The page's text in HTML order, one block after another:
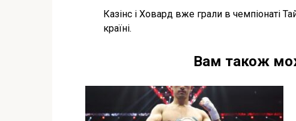
Казінс і Ховард вже грали в чемпіонаті
країні.
Вам також